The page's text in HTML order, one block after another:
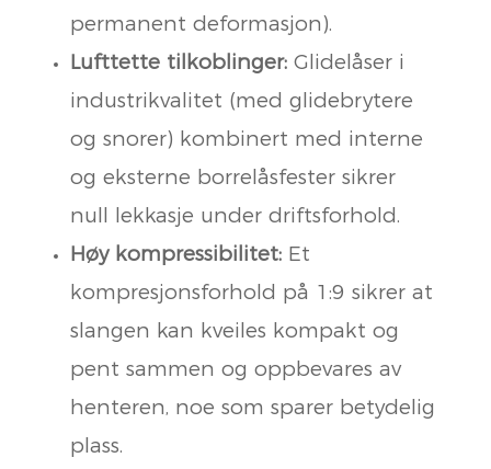
permanent deformasjon).
Lufttette tilkoblinger:Glidelåser i
industrikvalitet (med glidebrytere
og snorer) kombinert med interne
og eksterne borrelåsfester sikrer
null lekkasje under driftsforhold.
Høy kompressibilitet:Et
kompresjonsforhold på 1:9 sikrer at
slangen kan kveiles kompakt og
pent sammen og oppbevares av
henteren, noe som sparer betydelig
plass.